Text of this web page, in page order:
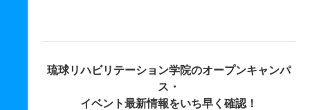
琉球リハビリテーション学院のオープンキャンパ
ス・
イベント最新情報をいち早く確認！